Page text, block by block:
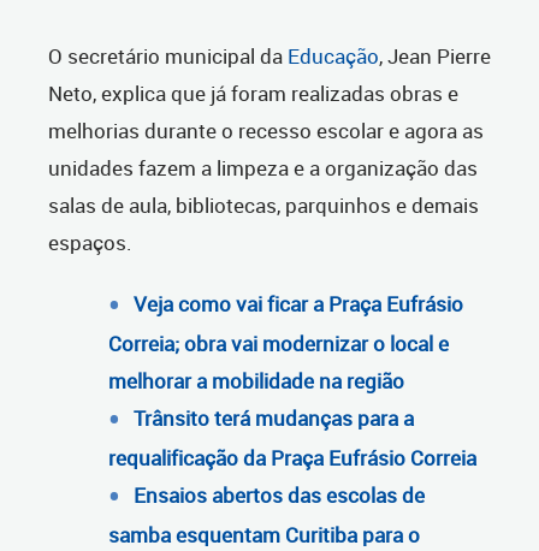
O secretário municipal da Educação, Jean Pierre
Neto, explica que já foram realizadas obras e
melhorias durante o recesso escolar e agora as
unidades fazem a limpeza e a organização das
salas de aula, bibliotecas, parquinhos e demais
espaços.
Veja como vai ficar a Praça Eufrásio
Correia; obra vai modernizar o local e
melhorar a mobilidade na região
Trânsito terá mudanças para a
requalificação da Praça Eufrásio Correia
Ensaios abertos das escolas de
samba esquentam Curitiba para o